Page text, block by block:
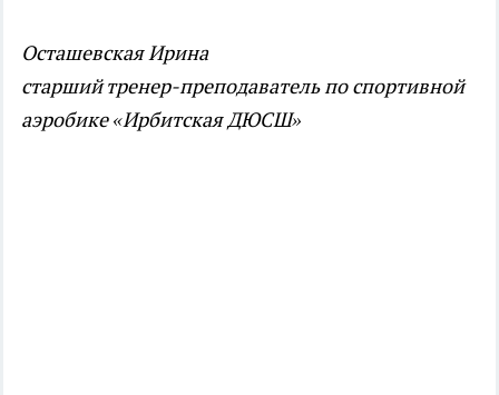
Осташевская Ирина
старший тренер-преподаватель по спортивной
аэробике «Ирбитская ДЮСШ»